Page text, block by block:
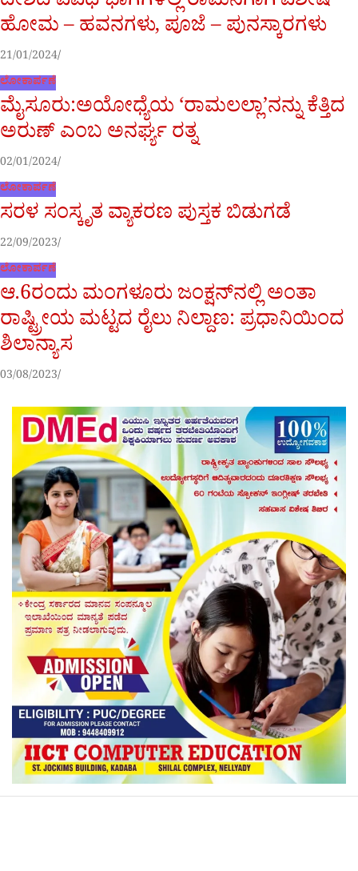
ಹೋಮ – ಹವನಗಳು, ಪೂಜೆ – ಪುನಸ್ಕಾರಗಳು
21/01/2024
ಲೋಕಾರ್ಪಣೆ
ಮೈಸೂರು:ಅಯೋಧ್ಯೆಯ ‘ರಾಮಲಲ್ಲಾ’ನನ್ನು ಕೆತ್ತಿದ
ಅರುಣ್ ಎಂಬ ಅನರ್ಘ್ಯ ರತ್ನ
02/01/2024
ಲೋಕಾರ್ಪಣೆ
ಸರಳ ಸಂಸ್ಕೃತ ವ್ಯಾಕರಣ ಪುಸ್ತಕ ಬಿಡುಗಡೆ
22/09/2023
ಲೋಕಾರ್ಪಣೆ
ಆ.6ರಂದು ಮಂಗಳೂರು ಜಂಕ್ಷನ್‌ನಲ್ಲಿ ಅಂತಾ
ರಾಷ್ಟ್ರೀಯ ಮಟ್ಟದ ರೈಲು ನಿಲ್ದಾಣ: ಪ್ರಧಾನಿಯಿಂದ
ಶಿಲಾನ್ಯಾಸ
03/08/2023